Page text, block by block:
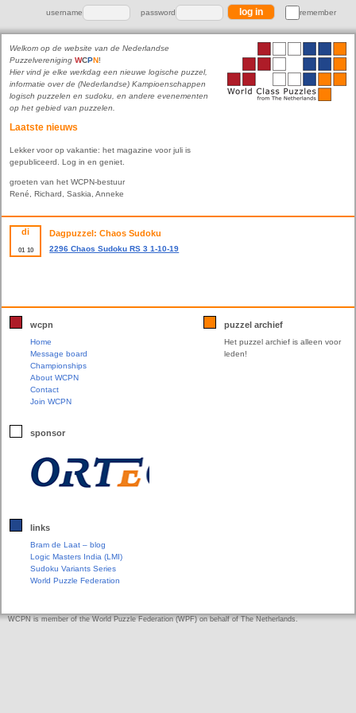
username password remember
Welkom op de website van de Nederlandse
Puzzelvereniging WCPN!
Hier vind je elke werkdag een nieuwe logische puzzel,
informatie over de (Nederlandse) Kampioenschappen
logisch puzzelen en sudoku, en andere evenementen
op het gebied van puzzelen.
Laatste nieuws
Lekker voor op vakantie: het magazine voor juli is
gepubliceerd. Log in en geniet.
groeten van het WCPN-bestuur
René, Richard, Saskia, Anneke
di
01 10
Dagpuzzel: Chaos Sudoku
2296 Chaos Sudoku RS 3 1-10-19
wcpn
Home
Message board
Championships
About WCPN
Contact
Join WCPN
sponsor
links
Bram de Laat – blog
Logic Masters India (LMI)
Sudoku Variants Series
World Puzzle Federation
puzzel archief
Het puzzel archief is alleen voor
leden!
WCPN is member of the World Puzzle Federation (WPF) on behalf of The Netherlands.